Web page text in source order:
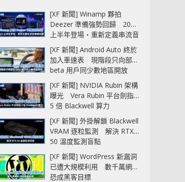
[XF 新聞] Winamp 夥拍
Deezer 準備強勢回歸 2027
上半年登場‧重新定義串流音
樂播放器
[XF 新聞] Android Auto 終於
加入車速表 現階段只向部分
beta 用戶同少數地區開放
[XF 新聞] NVIDIA Rubin 架構
曝光 Vera Rubin 平台劍指
5 倍 Blackwell 算力
[XF 新聞] 外掛解鎖 Blackwell
VRAM 逐粒監測 解決 RTX
50 溫度監測盲點
[XF 新聞] WordPress 新漏洞
已遭大規模利用 數千萬網站
恐成黑客目標